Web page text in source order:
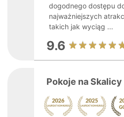
dogodnego dostępu
najważniejszych
takich jak wyciąg ...
9.6
Pokoje na Skalicy